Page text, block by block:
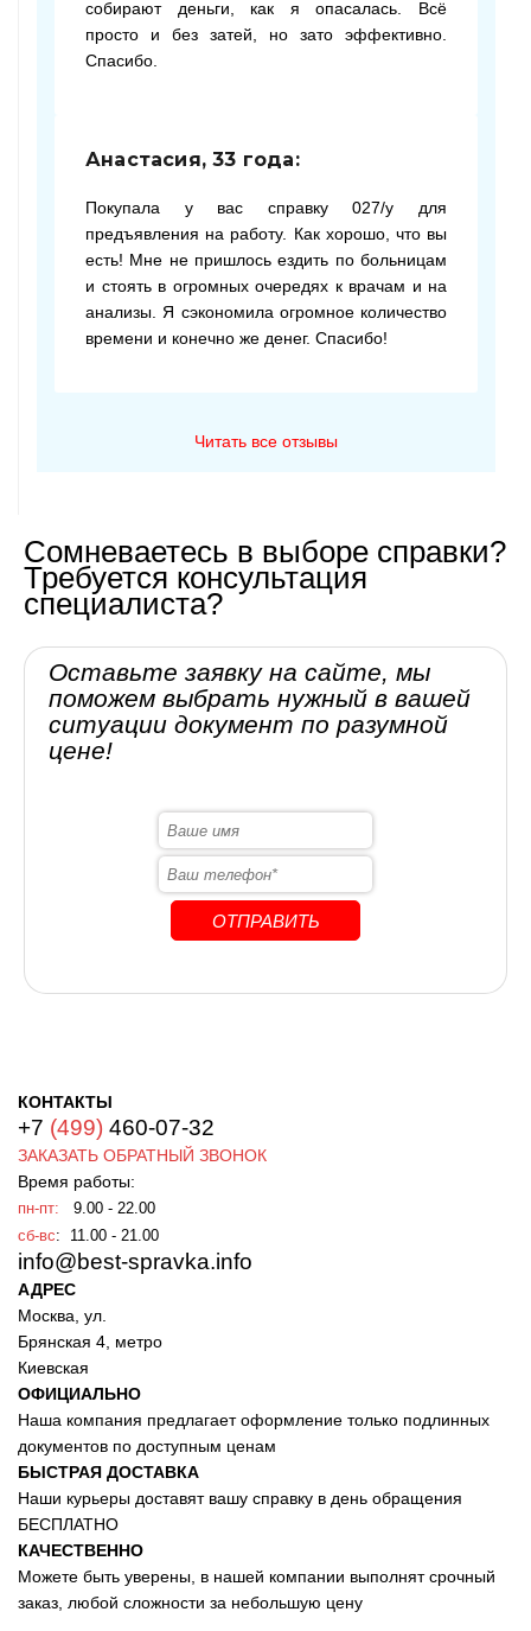
собирают деньги, как я опасалась. Всё
просто и без затей, но зато эффективно.
Спасибо.
Анастасия, 33 года:
Покупала у вас справку 027/у для
предъявления на работу. Как хорошо, что вы
есть! Мне не пришлось ездить по больницам
и стоять в огромных очередях к врачам и на
анализы. Я сэкономила огромное количество
времени и конечно же денег. Спасибо!
Читать все отзывы
Сомневаетесь в выборе справки?
Требуется консультация
специалиста?
Оставьте заявку на сайте, мы
поможем выбрать нужный в вашей
ситуации документ по разумной
цене!
КОНТАКТЫ
+7 (499) 460-07-32
ЗАКАЗАТЬ ОБРАТНЫЙ ЗВОНОК
Время работы:
пн-пт: 9.00 - 22.00
сб-вс: 11.00 - 21.00
info@best-spravka.info
АДРЕС
Москва, ул.
Брянская 4, метро
Киевская
ОФИЦИАЛЬНО
Наша компания предлагает оформление только подлинных
документов по доступным ценам
БЫСТРАЯ ДОСТАВКА
Наши курьеры доставят вашу справку в день обращения
БЕСПЛАТНО
КАЧЕСТВЕННО
Можете быть уверены, в нашей компании выполнят срочный
заказ, любой сложности за небольшую цену